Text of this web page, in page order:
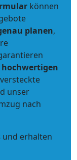
können
planen,
unser
nach
und erhalten